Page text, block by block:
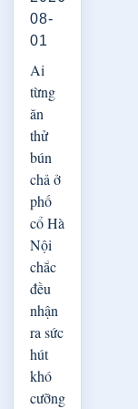
08-
01
Ai
từng
ăn
thử
bún
chả ở
phố
cổ Hà
Nội
chắc
đều
nhận
ra sức
hút
khó
cưỡng